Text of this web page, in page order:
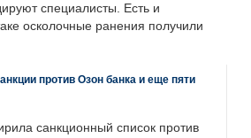
специалисты. Есть и
осколочные ранения получили
против Озон банка и еще пяти
санкционный список против